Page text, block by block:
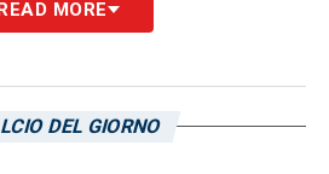
Sportivo: Azzi non ci
arrivato al quarto giallo e
MORE
DEL GIORNO